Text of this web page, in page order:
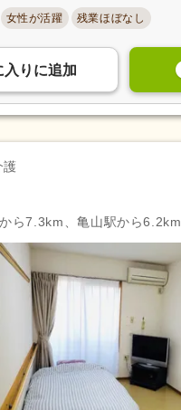
女性が活躍 残業ほぼなし
入り に追加
護
ら7.3km、亀山駅から6.2km